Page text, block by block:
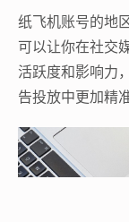
纸飞机账号的地
可以让你在社交
活跃度和影响力
告投放中更加精